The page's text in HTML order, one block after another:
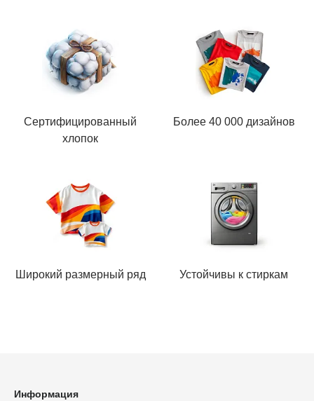
Сертифицированный
хлопок
Более 40 000 дизайнов
Широкий размерный ряд Устойчивы к стиркам
Информация